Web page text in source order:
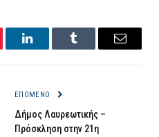
LinkedInTumblr Email
ΕΠΌΜΕΝΟ
Δήμος Λαυρεωτικής –
Πρόσκληση στην 21η